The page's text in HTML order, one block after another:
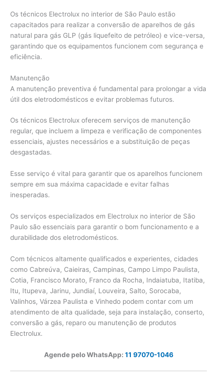
Os técnicos Electrolux no interior de São Paulo estão
capacitados para realizar a conversão de aparelhos de gás
natural para gás GLP (gás liquefeito de petróleo) e vice-versa,
garantindo que os equipamentos funcionem com segurança e
eficiência.
Manutenção
A manutenção preventiva é fundamental para prolongar a vida
útil dos eletrodomésticos e evitar problemas futuros.
Os técnicos Electrolux oferecem serviços de manutenção
regular, que incluem a limpeza e verificação de componentes
essenciais, ajustes necessários e a substituição de peças
desgastadas.
Esse serviço é vital para garantir que os aparelhos funcionem
sempre em sua máxima capacidade e evitar falhas
inesperadas.
Os serviços especializados em Electrolux no interior de São
Paulo são essenciais para garantir o bom funcionamento e a
durabilidade dos eletrodomésticos.
Com técnicos altamente qualificados e experientes, cidades
como Cabreúva, Caieiras, Campinas, Campo Limpo Paulista,
Cotia, Francisco Morato, Franco da Rocha, Indaiatuba, Itatiba,
Itu, Itupeva, Jarinu, Jundiaí, Louveira, Salto, Sorocaba,
Valinhos, Várzea Paulista e Vinhedo podem contar com um
atendimento de alta qualidade, seja para instalação, conserto,
conversão a gás, reparo ou manutenção de produtos
Electrolux.
Agende pelo WhatsApp: 11 97070-1046